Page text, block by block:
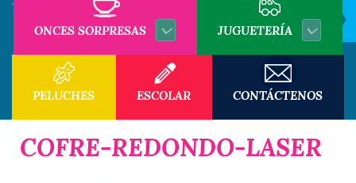
ONCES SORPRESAS JUGUETERÍA
PELUCHES ESCOLAR CONTÁCTENOS
COFRE-REDONDO-LASER